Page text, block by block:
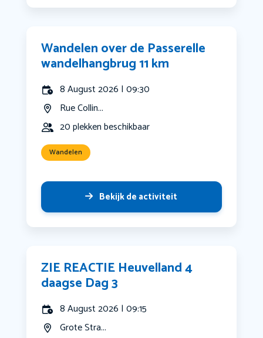
Wandelen over de Passerelle
wandelhangbrug 11 km
8 August 2026 | 09:30
Rue Collin...
20 plekken beschikbaar
Wandelen
Bekijk de activiteit
ZIE REACTIE Heuvelland 4
daagse Dag 3
8 August 2026 | 09:15
Grote Stra...